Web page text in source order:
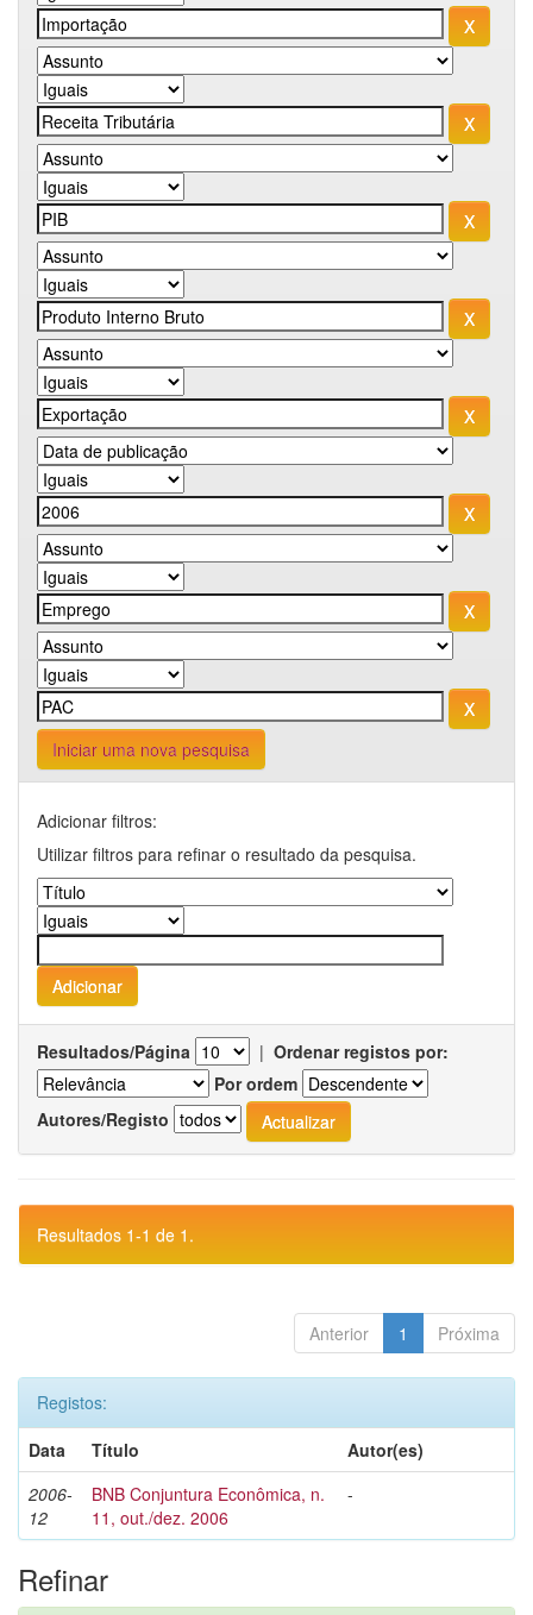
Iniciar uma nova pesquisa
Adicionar filtros:
Utilizar filtros para refinar o resultado da pesquisa.
Resultados/Página | Ordenar registos por:
Por ordem
Autores/Registo
Resultados 1-1 de 1.
Anterior 1 Próxima
Registos:
Data
Título
Autor(es)
2006-
12
BNB Conjuntura Econômica, n.
11, out./dez. 2006
-
Refinar